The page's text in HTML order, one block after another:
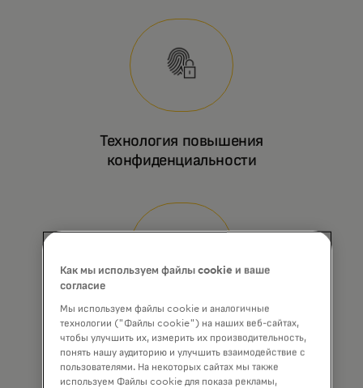
Технология повышения
конфиденциальности
Кибербезопасность
Как мы используем файлы cookie и ваше
согласие
Мы используем файлы cookie и аналогичные
технологии ("Файлы cookie") на наших веб-сайтах,
чтобы улучшить их, измерить их производительность,
понять нашу аудиторию и улучшить взаимодействие с
пользователями. На некоторых сайтах мы также
используем Файлы cookie для показа рекламы,